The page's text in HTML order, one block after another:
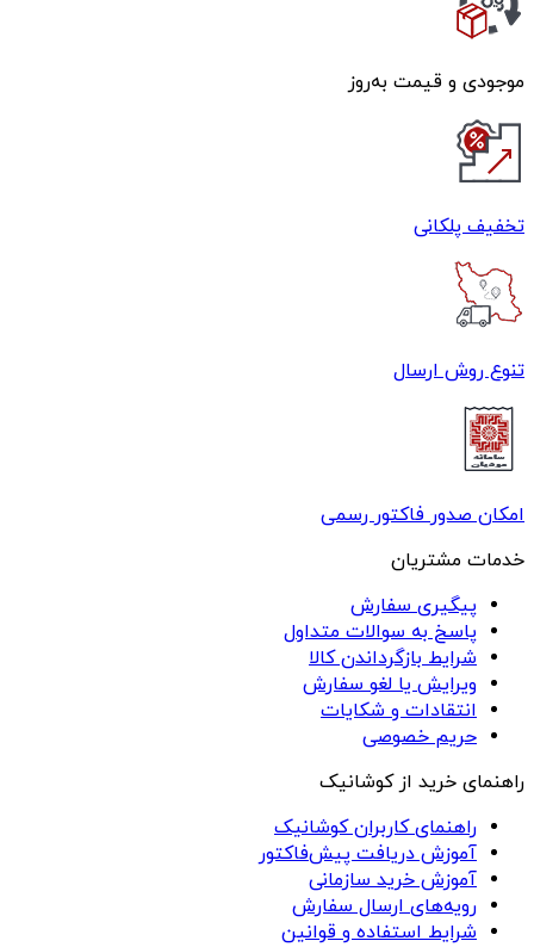
موجودی و قیمت به‌روز
تخفیف پلکانی
تنوع روش ارسال
امکان صدور فاکتور رسمی
خدمات مشتریان
پیگیری سفارش
پاسخ به سوالات متداول
شرایط بازگرداندن کالا
ویرایش یا لغو سفارش
انتقادات و شکایات
حریم خصوصی
راهنمای خرید از کوشانیک
راهنمای کاربران کوشانیک
آموزش دریافت پیش‌فاکتور
آموزش خرید سازمانی
رویه‌های ارسال سفارش
شرایط استفاده و قوانین